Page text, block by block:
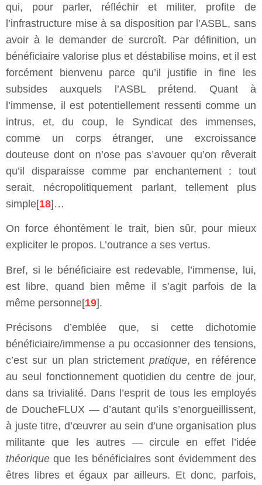
qui, pour parler, réfléchir et militer, profite de
l’infrastructure mise à sa disposition par l’ASBL, sans
avoir à le demander de surcroît. Par définition, un
bénéficiaire valorise plus et déstabilise moins, et il est
forcément bienvenu parce qu’il justifie in fine les
subsides auxquels l’ASBL prétend. Quant à
l’immense, il est potentiellement ressenti comme un
intrus, et, du coup, le Syndicat des immenses,
comme un corps étranger, une excroissance
douteuse dont on n’ose pas s’avouer qu’on rêverait
qu’il disparaisse comme par enchantement : tout
serait, nécropolitiquement parlant, tellement plus
simple[18]…
On force éhontément le trait, bien sûr, pour mieux
expliciter le propos. L’outrance a ses vertus.
Bref, si le bénéficiaire est redevable, l’immense, lui,
est libre, quand bien même il s’agit parfois de la
même personne[19].
Précisons d’emblée que, si cette dichotomie
bénéficiaire/immense a pu occasionner des tensions,
c’est sur un plan strictementpratique, en référence
au seul fonctionnement quotidien du centre de jour,
dans sa trivialité. Dans l’esprit de tous les employés
de DoucheFLUX — d’autant qu’ils s’enorgueillissent,
à juste titre, d’œuvrer au sein d’une organisation plus
militante que les autres — circule en effet l’idée
théorique que les bénéficiaires sont évidemment des
êtres libres et égaux par ailleurs. Et donc, parfois,